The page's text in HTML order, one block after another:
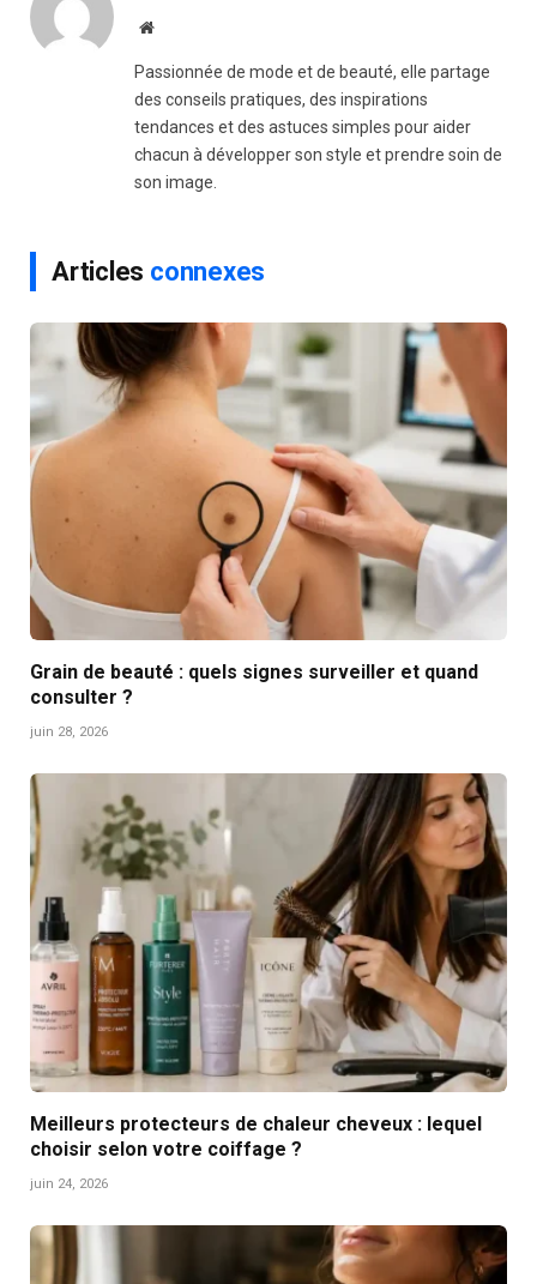
Website
Passionnée de mode et de beauté, elle partage
des conseils pratiques, des inspirations
tendances et des astuces simples pour aider
chacun à développer son style et prendre soin de
son image.
Articles connexes
Grain de beauté : quels signes surveiller et quand
consulter ?
juin 28, 2026
Meilleurs protecteurs de chaleur cheveux : lequel
choisir selon votre coiffage ?
juin 24, 2026